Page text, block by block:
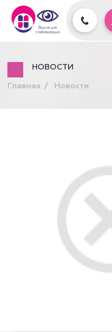
Версия для
слабовидящих
НОВОСТИ
Главная Новости
Подарочный
на любую
На платные
Здоровой
на
Марта,126